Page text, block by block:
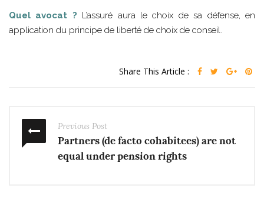
Quel avocat ? L’assuré aura le choix de sa défense, en
application du principe de liberté de choix de conseil.
Share This Article :
Previous Post
Partners (de facto cohabitees) are not
equal under pension rights